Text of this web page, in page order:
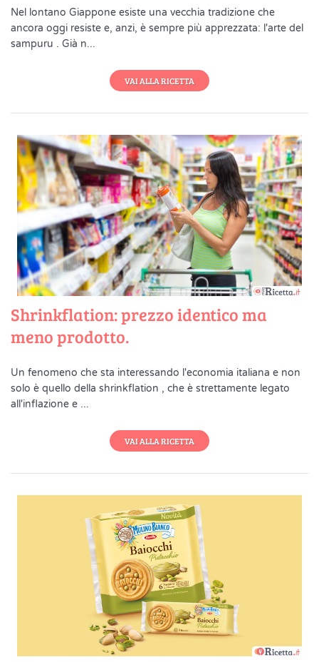
Nel lontano Giappone esiste una vecchia tradizione che
ancora oggi resiste e, anzi, è sempre più apprezzata: l'arte del
sampuru . Già n...
VAI ALLA RICETTA
Shrinkflation: prezzo identico ma
meno prodotto.
Un fenomeno che sta interessando l'economia italiana e non
solo è quello della shrinkflation , che è strettamente legato
all'inflazione e ...
VAI ALLA RICETTA